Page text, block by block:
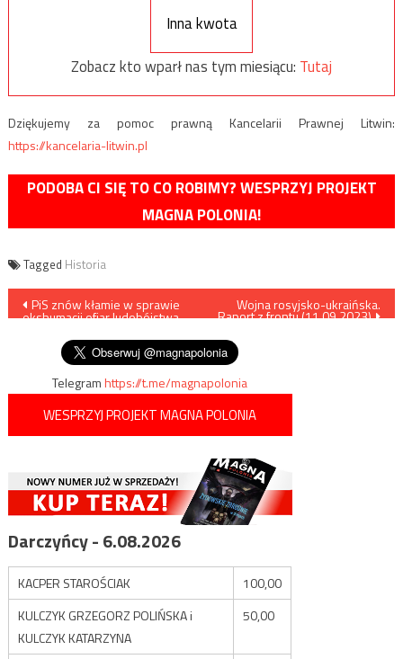
Inna kwota
Zobacz kto wparł nas tym miesiącu: Tutaj
Dziękujemy za pomoc prawną Kancelarii Prawnej Litwin:
https://kancelaria-litwin.pl
PODOBA CI SIĘ TO CO ROBIMY? WESPRZYJ PROJEKT
MAGNA POLONIA!
Tagged Historia
Nawigacja
wpisu
PiS znów kłamie w sprawie
ekshumacji ofiar ludobójstwa
Wojna rosyjsko-ukraińska.
Raport z frontu (11.09.2023)
Telegramhttps://t.me/magnapolonia
WESPRZYJ PROJEKT MAGNA POLONIA
Darczyńcy - 6.08.2026
KACPER STAROŚCIAK
100,00
KULCZYK GRZEGORZ POLIŃSKA i
KULCZYK KATARZYNA
50,00